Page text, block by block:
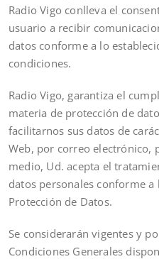
Radio Vigo conlleva el
usuario a recibir
datos conforme a lo
condiciones.
Radio Vigo, garantiza el
materia de protección de
facilitarnos sus datos de
Web, por correo electrónico,
medio, Ud. acepta el
datos personales conforme a
Protección de Datos.
Se considerarán vigentes y
Condiciones Generales